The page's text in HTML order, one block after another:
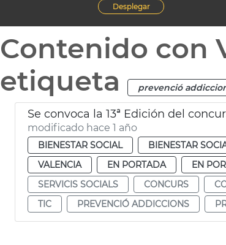
Desplegar
Contenido con
etiqueta
prevenció
Se convoca la 13ª Edición del
modificado hace 1 año
BIENESTAR SOCIAL BIENESTAR
VALENCIA
EN PORTADA EN
SERVICIS SOCIALS
CONCURS
TIC
PREVENCIÓ ADDICCIONS